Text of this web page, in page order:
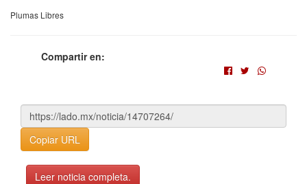
Plumas Libres
Compartir en:
Copiar URL
Leer noticia completa.